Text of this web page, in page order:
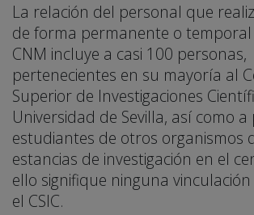
La relación del personal que
de forma permanente o temporal
CNM incluye a casi 100 personas,
pertenecientes en su mayoría al
Superior de Investigaciones
Universidad de Sevilla, así como
estudiantes de otros organismos
estancias de investigación en el
ello signifique ninguna
el CSIC.